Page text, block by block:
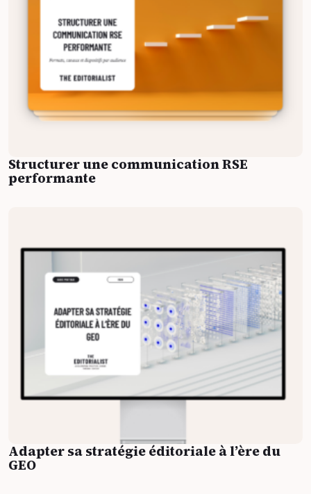
Structurer une communication RSE
performante
Adapter sa stratégie éditoriale à l’ère du
GEO